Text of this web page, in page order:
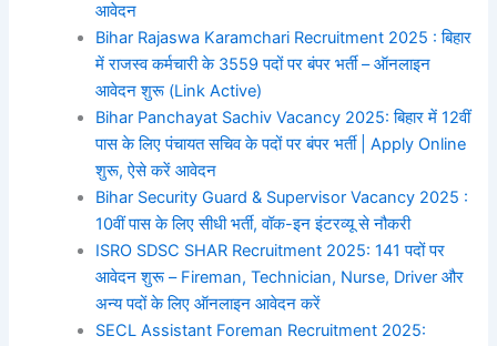
आवेदन
Bihar Rajaswa Karamchari Recruitment 2025 : बिहार
में राजस्व कर्मचारी के 3559 पदों पर बंपर भर्ती – ऑनलाइन
आवेदन शुरू (Link Active)
Bihar Panchayat Sachiv Vacancy 2025: बिहार में 12वीं
पास के लिए पंचायत सचिव के पदों पर बंपर भर्ती | Apply Online
शुरू, ऐसे करें आवेदन
Bihar Security Guard & Supervisor Vacancy 2025 :
10वीं पास के लिए सीधी भर्ती, वॉक-इन इंटरव्यू से नौकरी
ISRO SDSC SHAR Recruitment 2025: 141 पदों पर
आवेदन शुरू – Fireman, Technician, Nurse, Driver और
अन्य पदों के लिए ऑनलाइन आवेदन करें
SECL Assistant Foreman Recruitment 2025: